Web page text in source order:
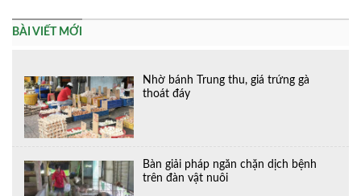
BÀI VIẾT MỚI
Nhờ bánh Trung thu, giá trứng gà
thoát đáy
Bàn giải pháp ngăn chặn dịch bệnh
trên đàn vật nuôi